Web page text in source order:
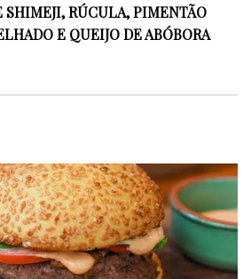
SHIMEJI, RÚCULA, PIMENTÃO
E QUEIJO DE ABÓBORA